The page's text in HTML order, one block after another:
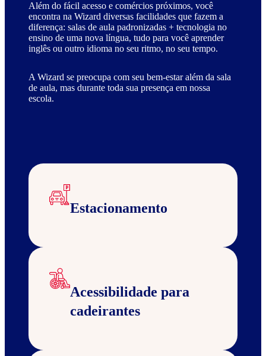
Além do fácil acesso e comércios próximos, você
encontra na Wizard diversas facilidades que fazem a
diferença: salas de aula padronizadas + tecnologia no
ensino de uma nova língua, tudo para você aprender
inglês ou outro idioma no seu ritmo, no seu tempo.
A Wizard se preocupa com seu bem-estar além da sala
de aula, mas durante toda sua presença em nossa
escola.
Estacionamento
Acessibilidade para
cadeirantes